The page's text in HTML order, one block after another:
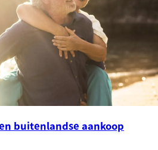
buitenlandse aankoop